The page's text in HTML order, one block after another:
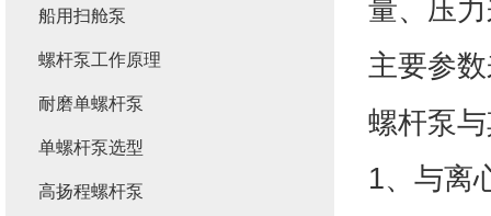
量、压
主要参
螺杆泵
1、与离
船用扫舱泵
螺杆泵工作原理
耐磨单螺杆泵
单螺杆泵选型
高扬程螺杆泵